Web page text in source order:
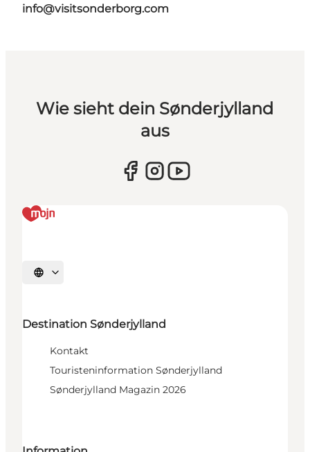
info@visitsonderborg.com
Wie sieht dein Sønderjylland
aus
Sprache auswählen
Destination Sønderjylland
Kontakt
Touristeninformation Sønderjylland
Sønderjylland Magazin 2026